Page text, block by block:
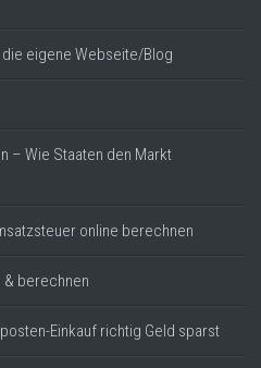
eigene Webseite/Blog
– Wie Staaten den Markt
online berechnen
berechnen
Einkauf richtig Geld sparst